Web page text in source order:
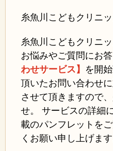
糸魚川こどもクリニッ
糸魚川こどもクリニ
お悩みやご質問にお
わせサービス】 を開
頂いたお問い合わせ
させて頂きますので
せ。 サービスの詳細
載のパンフレットを
くお願い申し上げます